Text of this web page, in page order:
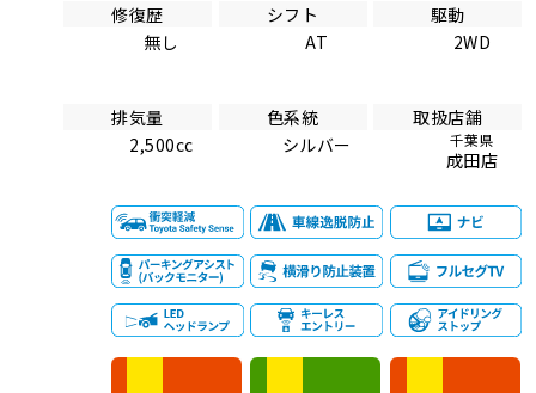
修復歴
無し
シフト
AT
駆動
2WD
排気量
2,500cc
色系統
シルバー
取扱店舗
千葉県
成田店